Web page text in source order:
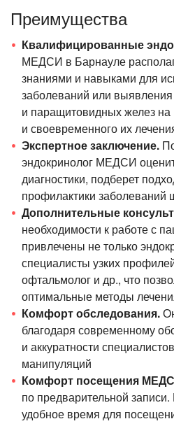
Преимущества
Квалифицированные
МЕДСИ в Барнауле
знаниями и навыками для
заболеваний или
и паращитовидных желез на
и своевременного их
Экспертное заключение.
эндокринолог МЕДСИ
диагностики, подберет
профилактики заболеваний
Дополнительные
необходимости к работе с
привлечены не только
специалисты узких
офтальмолог и др., что
оптимальные методы
Комфорт обследования.
благодаря современному
и аккуратности
манипуляций
Комфорт посещения
по предварительной
удобное время для